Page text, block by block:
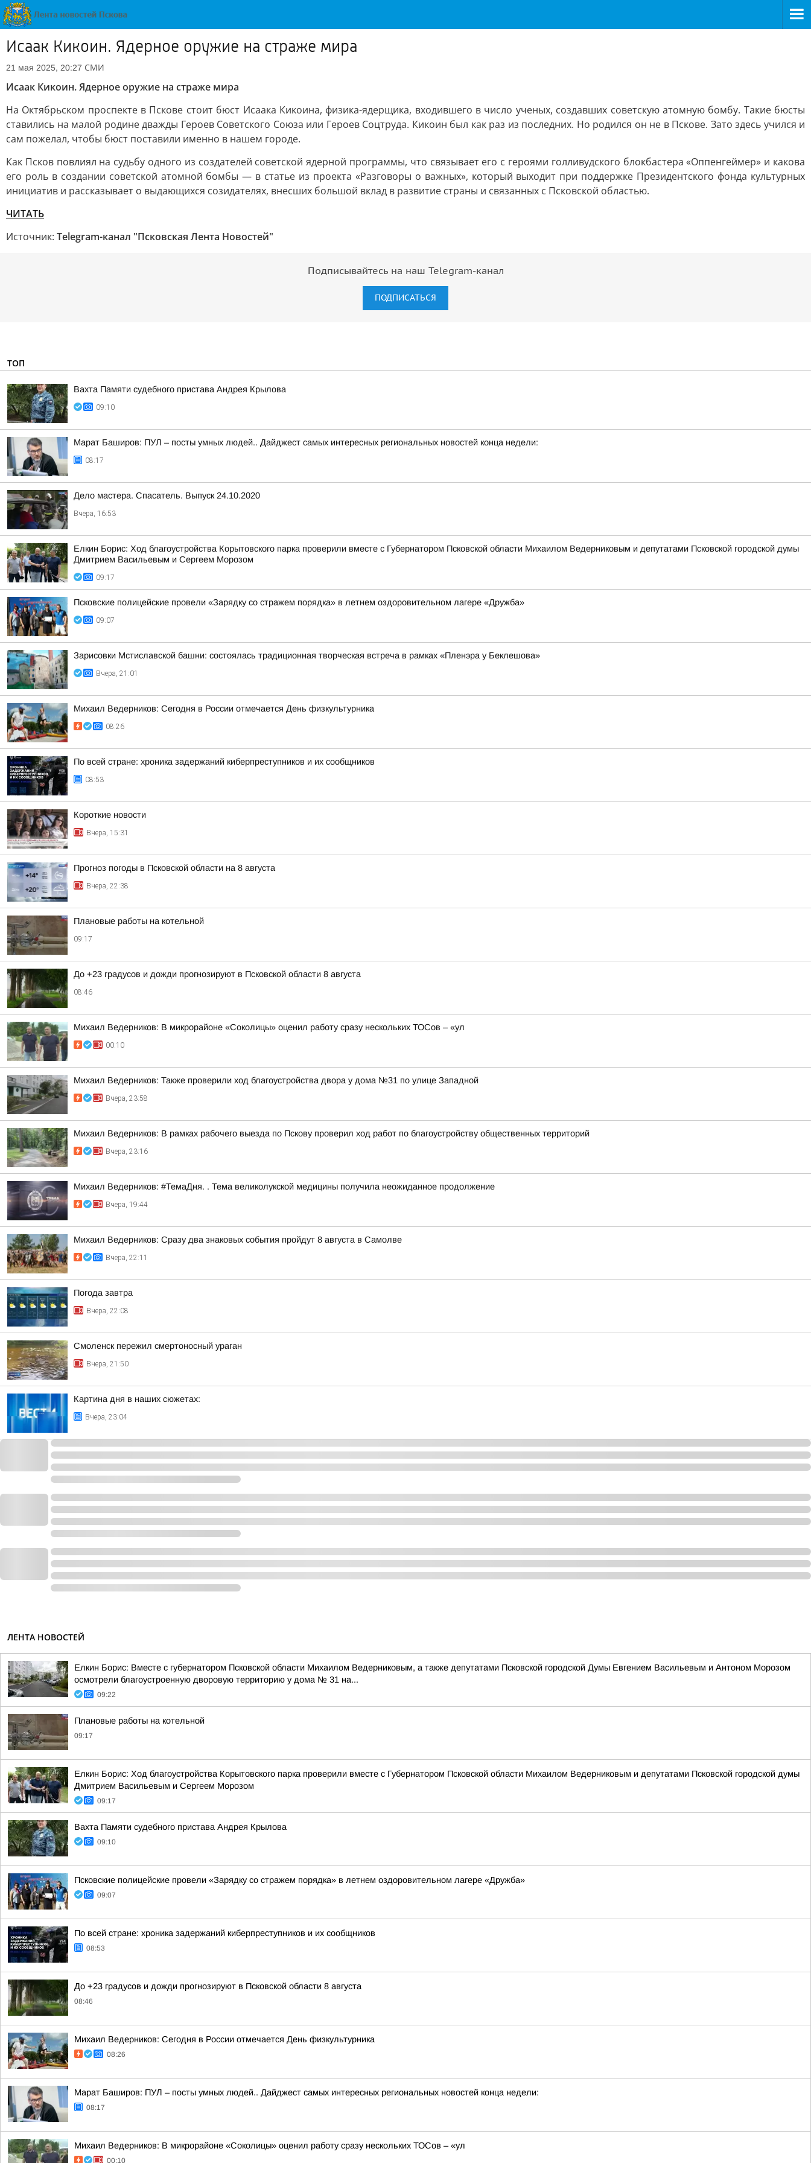
Исаак Кикоин. Ядерное оружие на страже мира
21 мая 2025, 20:27 СМИ
Исаак Кикоин. Ядерное оружие на страже мира
На Октябрьском проспекте в Пскове стоит бюст Исаака Кикоина, физика-ядерщика, входившего в число ученых, создавших советскую атомную бомбу. Такие бюсты
ставились на малой родине дважды Героев Советского Союза или Героев Соцтруда. Кикоин был как раз из последних. Но родился он не в Пскове. Зато здесь учился и
сам пожелал, чтобы бюст поставили именно в нашем городе.
Как Псков повлиял на судьбу одного из создателей советской ядерной программы, что связывает его с героями голливудского блокбастера «Оппенгеймер» и какова
его роль в создании советской атомной бомбы — в статье из проекта «Разговоры о важных», который выходит при поддержке Президентского фонда культурных
инициатив и рассказывает о выдающихся созидателях, внесших большой вклад в развитие страны и связанных с Псковской областью.
ЧИТАТЬ
Источник: Telegram-канал "Псковская Лента Новостей"
Подписывайтесь на наш Telegram-канал
ПОДПИСАТЬСЯ
ТОП
Вахта Памяти судебного пристава Андрея Крылова
09:10
Марат Баширов: ПУЛ – посты умных людей.. Дайджест самых интересных региональных новостей конца недели:
08:17
Дело мастера. Спасатель. Выпуск 24.10.2020
Вчера, 16:53
Елкин Борис: Ход благоустройства Корытовского парка проверили вместе с Губернатором Псковской области Михаилом Ведерниковым и депутатами Псковской городской думы
Дмитрием Васильевым и Сергеем Морозом
09:17
Псковские полицейские провели «Зарядку со стражем порядка» в летнем оздоровительном лагере «Дружба»
09:07
Зарисовки Мстиславской башни: состоялась традиционная творческая встреча в рамках «Пленэра у Беклешова»
Вчера, 21:01
Михаил Ведерников: Сегодня в России отмечается День физкультурника
08:26
По всей стране: хроника задержаний киберпреступников и их сообщников
08:53
Короткие новости
Вчера, 15:31
Прогноз погоды в Псковской области на 8 августа
Вчера, 22:38
Плановые работы на котельной
09:17
До +23 градусов и дожди прогнозируют в Псковской области 8 августа
08:46
Михаил Ведерников: В микрорайоне «Соколицы» оценил работу сразу нескольких ТОСов – «ул
00:10
Михаил Ведерников: Также проверили ход благоустройства двора у дома №31 по улице Западной
Вчера, 23:58
Михаил Ведерников: В рамках рабочего выезда по Пскову проверил ход работ по благоустройству общественных территорий
Вчера, 23:16
Михаил Ведерников: #ТемаДня. . Тема великолукской медицины получила неожиданное продолжение
Вчера, 19:44
Михаил Ведерников: Сразу два знаковых события пройдут 8 августа в Самолве
Вчера, 22:11
Погода завтра
Вчера, 22:08
Смоленск пережил смертоносный ураган
Вчера, 21:50
Картина дня в наших сюжетах:
Вчера, 23:04
ЛЕНТА НОВОСТЕЙ
Елкин Борис: Вместе с губернатором Псковской области Михаилом Ведерниковым, а также депутатами Псковской городской Думы Евгением Васильевым и Антоном Морозом
осмотрели благоустроенную дворовую территорию у дома № 31 на...
09:22
Плановые работы на котельной
09:17
Елкин Борис: Ход благоустройства Корытовского парка проверили вместе с Губернатором Псковской области Михаилом Ведерниковым и депутатами Псковской городской думы
Дмитрием Васильевым и Сергеем Морозом
09:17
Вахта Памяти судебного пристава Андрея Крылова
09:10
Псковские полицейские провели «Зарядку со стражем порядка» в летнем оздоровительном лагере «Дружба»
09:07
По всей стране: хроника задержаний киберпреступников и их сообщников
08:53
До +23 градусов и дожди прогнозируют в Псковской области 8 августа
08:46
Михаил Ведерников: Сегодня в России отмечается День физкультурника
08:26
Марат Баширов: ПУЛ – посты умных людей.. Дайджест самых интересных региональных новостей конца недели:
08:17
Михаил Ведерников: В микрорайоне «Соколицы» оценил работу сразу нескольких ТОСов – «ул
00:10